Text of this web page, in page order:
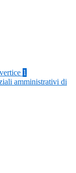
1
amministrativi di